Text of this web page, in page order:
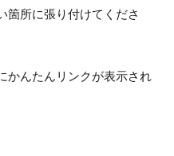
箇所に張り付けてくださ
かんたんリンクが表示され